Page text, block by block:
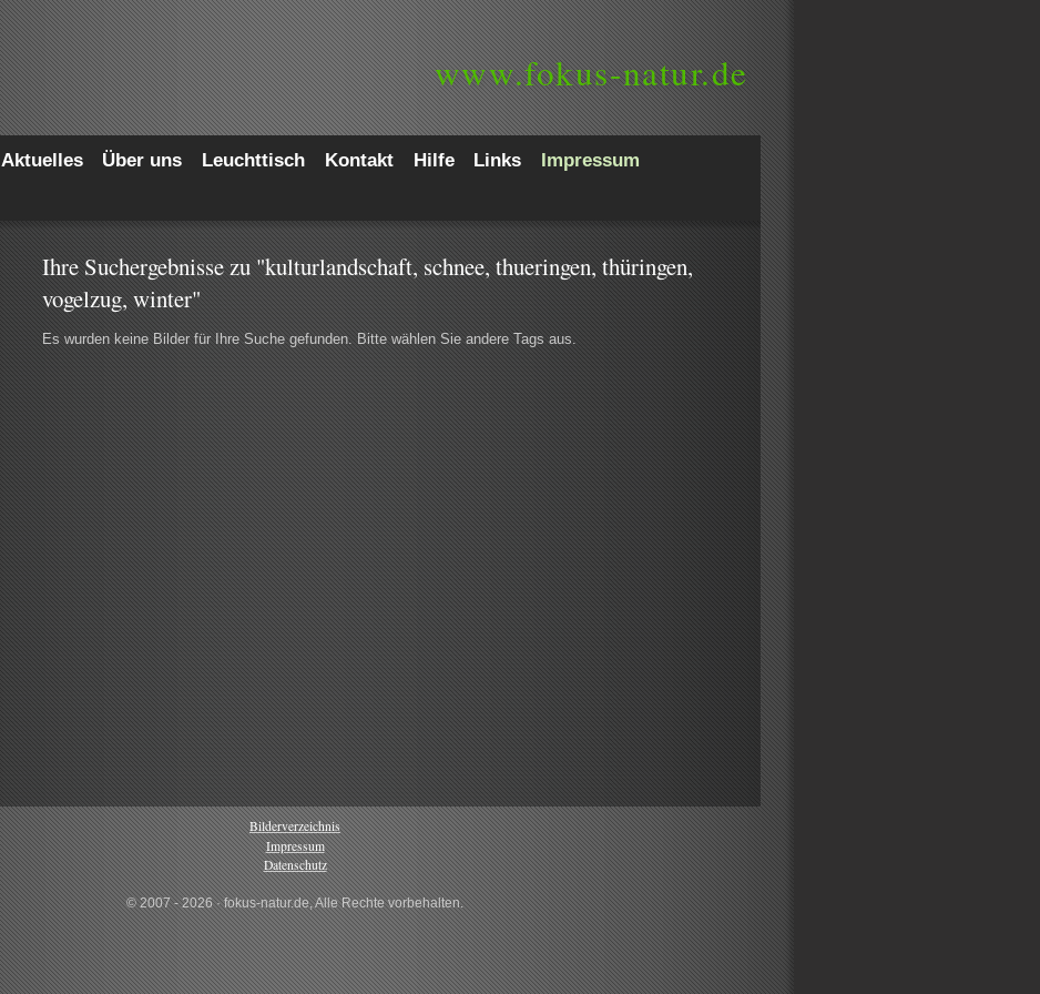
www.fokus-natur.de
Aktuelles Über uns Leuchttisch Kontakt Hilfe Links
Impressum
Ihre Suchergebnisse zu "kulturlandschaft, schnee, thueringen, thüringen,
vogelzug, winter"
Es wurden keine Bilder für Ihre Suche gefunden. Bitte wählen Sie andere Tags aus.
Bilderverzeichnis
Impressum
Datenschutz
© 2007 - 2026 · fokus-natur.de, Alle Rechte vorbehalten.